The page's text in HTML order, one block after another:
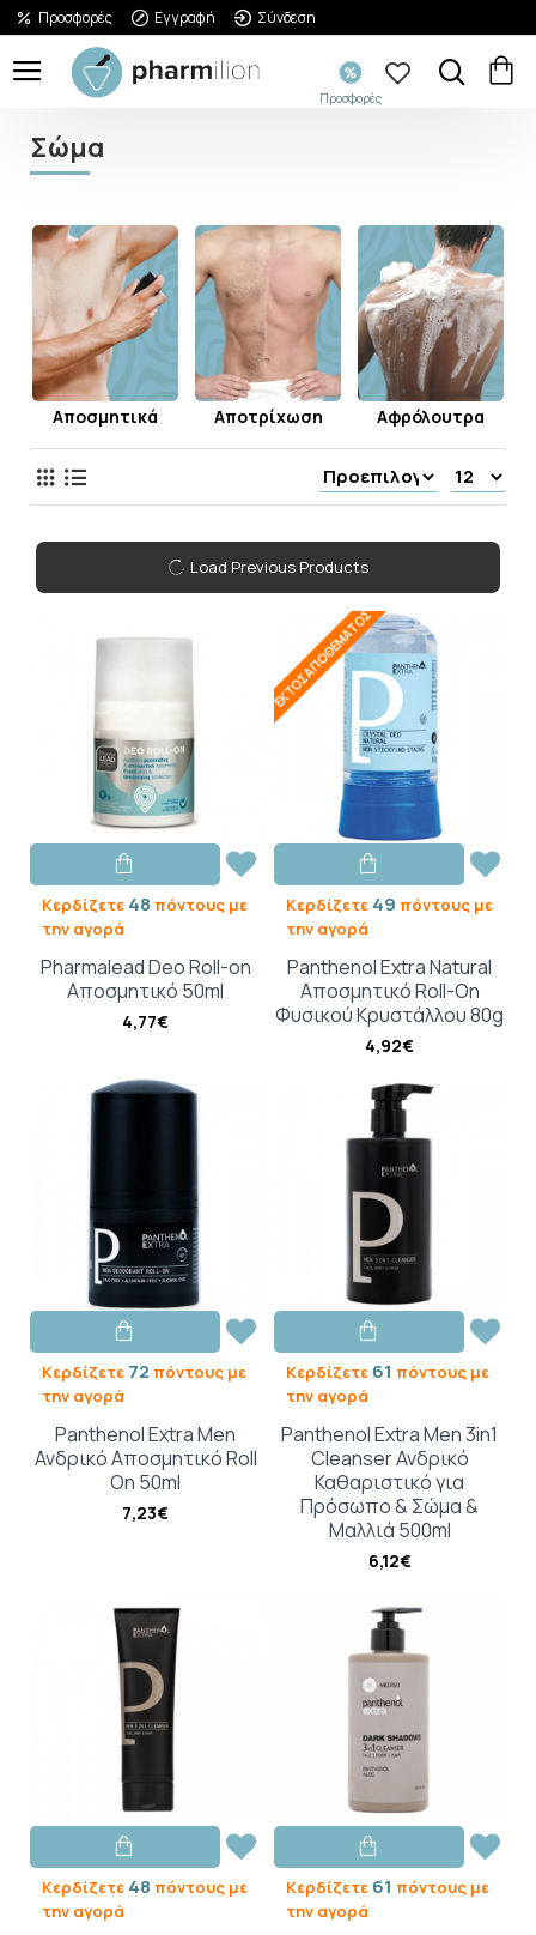
Προσφορές Εγγραφή Σύνδεση
Προσφορές
Σώμα
Αποσμητικά Αποτρίχωση Αφρόλουτρα
Load Previous Products
Κερδίζετε 48 πόντους με
την αγορά
Pharmalead Deo Roll-on
Αποσμητικό 50ml
4,77€
ΕΚΤΌΣ ΑΠΟΘΈΜΑΤΟΣ
Κερδίζετε 49 πόντους με
την αγορά
Panthenol Extra Natural
Αποσμητικό Roll-On
Φυσικού Κρυστάλλου 80g
4,92€
Κερδίζετε 72 πόντους με
την αγορά
Panthenol Extra Men
Ανδρικό Αποσμητικό Roll
On 50ml
7,23€
Κερδίζετε 61 πόντους με
την αγορά
Panthenol Extra Men 3in1
Cleanser Ανδρικό
Καθαριστικό για
Πρόσωπο & Σώμα &
Μαλλιά 500ml
6,12€
Κερδίζετε 48 πόντους με
την αγορά
Κερδίζετε 61 πόντους με
την αγορά